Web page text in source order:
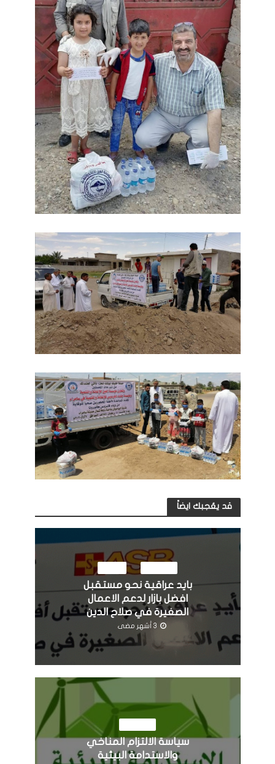
قد يعُجبك ايضاً
بايد عراقية نحو مستقبل
افضل بازار لدعم الاعمال
الصغيرة في صلاح الدين
3 أشهر مضى
سياسة الالتزام المناخي
والاستدامة البيئية